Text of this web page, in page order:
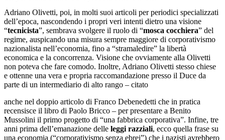
Adriano Olivetti, poi, in molti suoi articoli per periodici specializzati
dell’epoca, nascondendo i propri veri intenti dietro una visione
“tecnicista”, sembrava svolgere il ruolo di “mosca cocchiera” del
regime, auspicando una misura sempre maggiore di corporativismo
nazionalista nell’economia, fino a “stramaledire” la libertà
economica e la concorrenza. Visione che ovviamente alla Olivetti
non poteva che fare comodo. Inoltre, Adriano Olivetti stesso chiese
e ottenne una vera e propria raccomandazione presso il Duce da
parte di un intermediario di alto rango – citato
anche nel doppio articolo di Franco Debenedetti che in pratica
recensisce il libro di Paolo Bricco – per presentare a Benito
Mussolini il primo progetto di “una fabbrica corporativa”. Infine, tre
anni prima dell’emanazione delle leggi razziali, ecco quella frase su
una economia (“corporativismo senza ebrei”) che i nazisti avrebbero